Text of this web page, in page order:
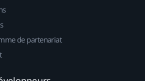
de partenariat